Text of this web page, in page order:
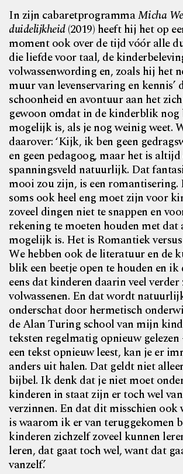
In zijn cabaretprogrammaMicha
duidelijkheid(2019) heeft hij het op
moment ook over de tijd vóór alle
die liefde voor taal, de
volwassenwording en, zoals hij het
muur van levenservaring en kennis’
schoonheid en avontuur aan het
gewoon omdat in de kinderblik nog
mogelijk is, als je nog weinig weet.
daarover: ‘Kijk, ik ben geen
en geen pedagoog, maar het is altijd
spanningsveld natuurlijk. Dat
mooi zou zijn, is een
soms ook heel eng moet zijn voor
zoveel dingen niet te snappen en
rekening te moeten houden met dat
mogelijk is. Het is Romantiek
We hebben ook de literatuur en de
blik een beetje open te houden en ik
eens dat kinderen daarin veel
volwassenen. En dat wordt
onderschat door hermetisch
de Alan Turing school van mijn
teksten regelmatig opnieuw gelezen
een tekst opnieuw leest, kan je er
anders uit halen. Dat geldt niet
bijbel. Ik denk dat je niet moet
kinderen in staat zijn er toch wel
verzinnen. En dat dit misschien ook
is waarom ik er van teruggekomen
kinderen zichzelf zoveel kunnen
leren, dat gaat toch wel, want dat
vanzelf.’